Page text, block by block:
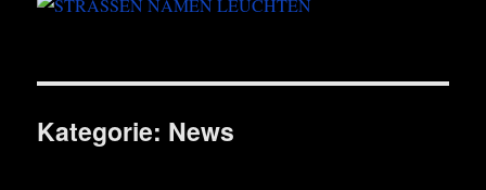
Kategorie: News